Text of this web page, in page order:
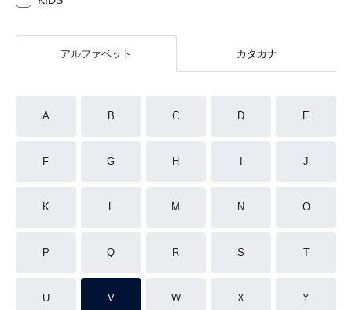
アルファベット カタカナ
A B C D E
F G H J
K L M N O
P Q R S T
U V W X Y